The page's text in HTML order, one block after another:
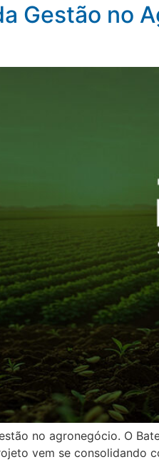
Gestão no
no agronegócio. O
vem se consolidando